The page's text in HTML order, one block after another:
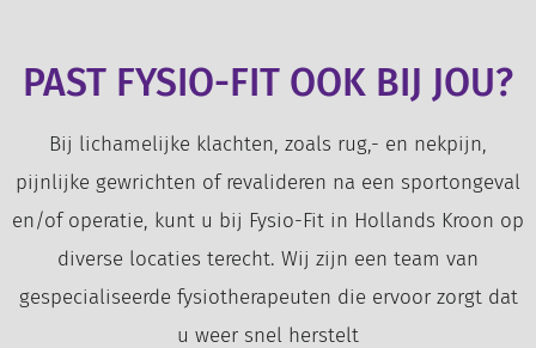
PAST FYSIO-FIT OOK BIJ JOU?
Bij lichamelijke klachten, zoals rug,- en nekpijn,
pijnlijke gewrichten of revalideren na een sportongeval
en/of operatie, kunt u bij Fysio-Fit in Hollands Kroon op
diverse locaties terecht. Wij zijn een team van
gespecialiseerde fysiotherapeuten die ervoor zorgt dat
u weer snel herstelt